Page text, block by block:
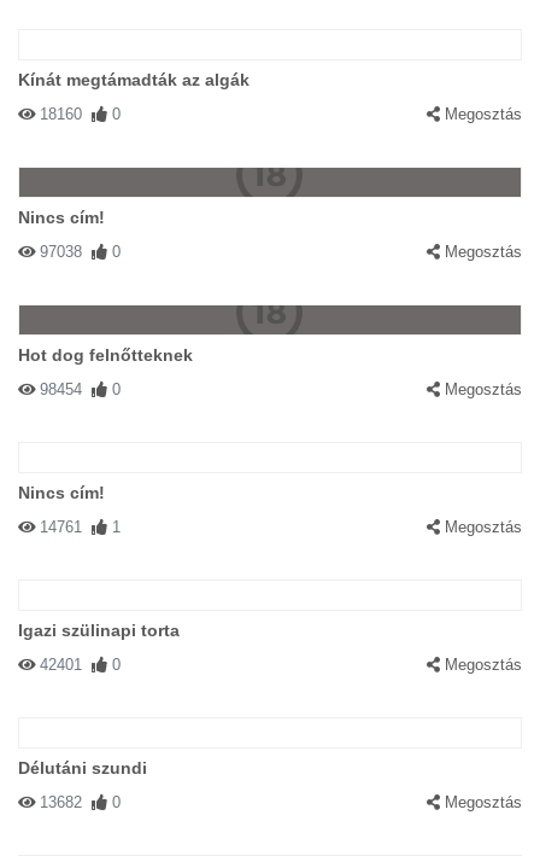
Kínát megtámadták az algák
18160 0 Megosztás
Nincs cím!
97038 0 Megosztás
Hot dog felnőtteknek
98454 0 Megosztás
Nincs cím!
14761 1 Megosztás
Igazi szülinapi torta
42401 0 Megosztás
Délutáni szundi
13682 0 Megosztás